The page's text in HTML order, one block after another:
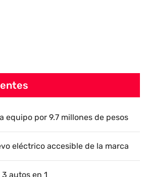
equipo por 9.7 millones de pesos
eléctrico accesible de la marca
3 autos en 1